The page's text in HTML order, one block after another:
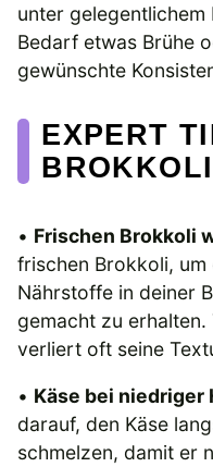
unter gelegentlichem
Bedarf etwas Brühe
gewünschte
EXPERT
• Frischen Brokkoli
frischen Brokkoli, um
Nährstoffe in deiner
gemacht zu
verliert oft seine
• Käse bei niedriger
darauf, den Käse
schmelzen, damit er